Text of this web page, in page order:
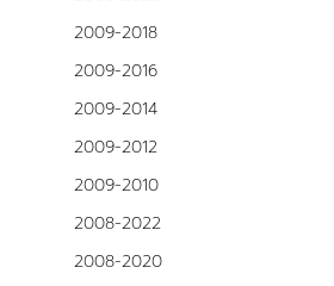
2009-2018
2009-2016
2009-2014
2009-2012
2009-2010
2008-2022
2008-2020